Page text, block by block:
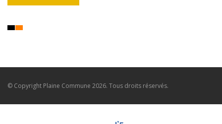
© Copyright Plaine Commune 2026. Tous droits réservés.